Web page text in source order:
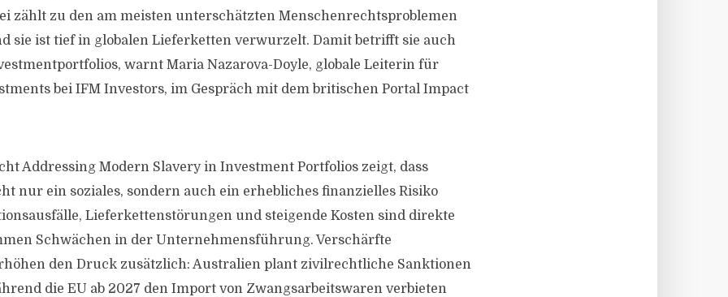
zählt zu den am meisten unterschätzten Menschenrechtsproblemen
sie ist tief in globalen Lieferketten verwurzelt. Damit betrifft sie auch
warnt Maria Nazarova-Doyle, globale Leiterin für
bei IFM Investors, im Gespräch mit dem britischen Portal Impact
Addressing Modern Slavery in Investment Portfolios zeigt, dass
nur ein soziales, sondern auch ein erhebliches finanzielles Risiko
Lieferkettenstörungen und steigende Kosten sind direkte
Schwächen in der Unternehmensführung. Verschärfte
den Druck zusätzlich: Australien plant zivilrechtliche Sanktionen
die EU ab 2027 den Import von Zwangsarbeitswaren verbieten